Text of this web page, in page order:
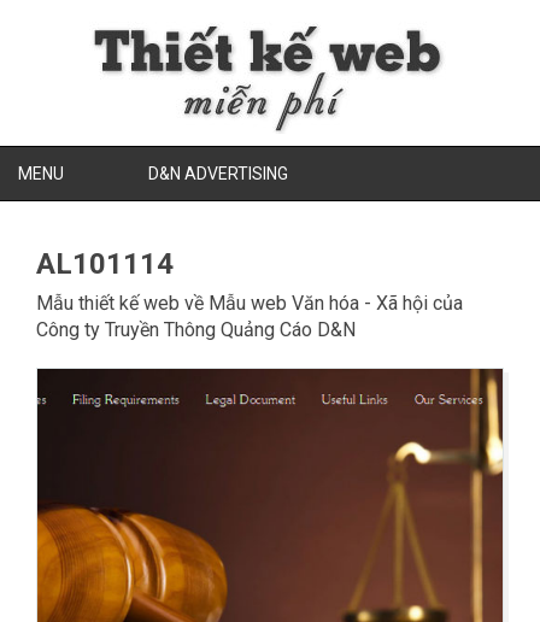
MENU D&N ADVERTISING
AL101114
Mẫu thiết kế web về Mẫu web Văn hóa - Xã hội của
Công ty Truyền Thông Quảng Cáo D&N